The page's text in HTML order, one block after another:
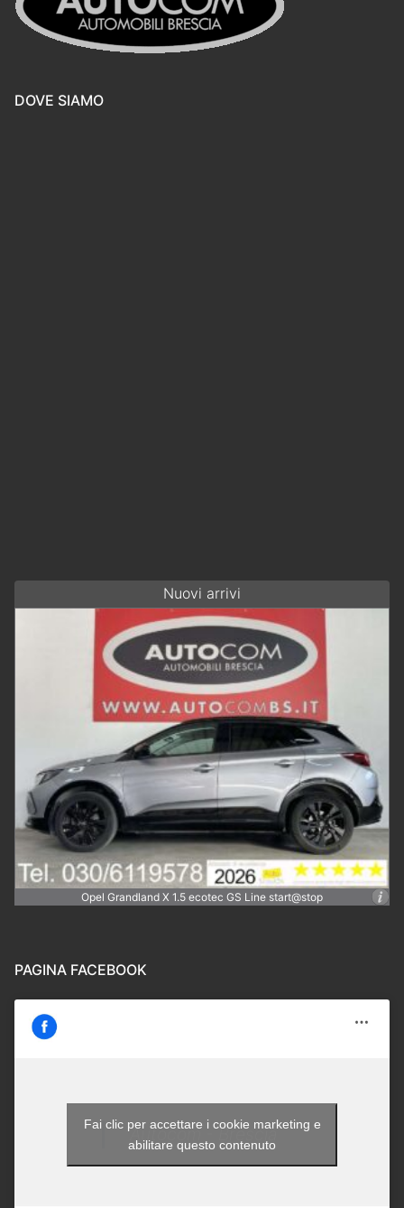
DOVE SIAMO
Nuovi arrivi
Opel Grandland X 1.5 ecotec GS Line start@stop
PAGINA FACEBOOK
Autocom - Brescia
Fai clic per accettare i cookie marketing e
abilitare questo contenuto